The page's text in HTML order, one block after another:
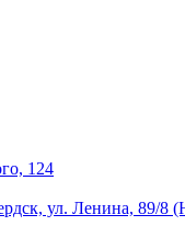
124
ул. Ленина, 89/8